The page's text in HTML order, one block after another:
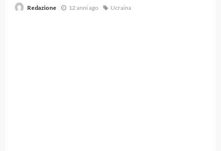
Redazione 12 anni ago Ucraina